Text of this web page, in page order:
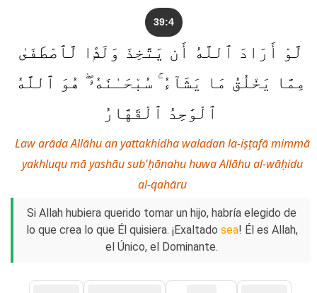
39:4
لَّوْ أَرَادَ ٱللَّهُ أَن يَتَّخِذَ وَلَدًۭا لَّٱصْطَفَىٰ
مِمَّا يَخْلُقُ مَا يَشَآءُ ۚ سُبْحَـٰنَهُۥ ۖ هُوَ ٱللَّهُ
ٱلْوَٰحِدُ ٱلْقَهَّارُ
Law arāda Allāhu an yattakhidha waladan la-iṣṭafā mimmā
yakhluqu mā yashāu sub'ḥānahu huwa Allāhu al-wāḥidu
al-qahāru
Si Allah hubiera querido tomar un hijo, habría elegido de
lo que crea lo que Él quisiera. ¡Exaltado sea! Él es Allah,
el Único, el Dominante.